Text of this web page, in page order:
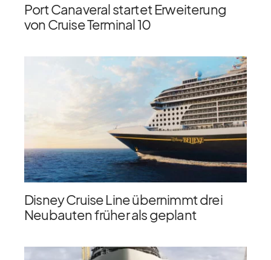
Port Canaveral startet Erweiterung
von Cruise Terminal 10
Disney Cruise Line übernimmt drei
Neubauten früher als geplant